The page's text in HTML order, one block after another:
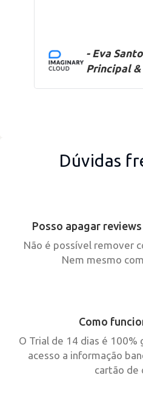
- Eva
Principal &
Dúvidas
Posso apagar
Não é possível remover
Nem mesmo
Como
O Trial de 14 dias é
acesso a informação
cartão de